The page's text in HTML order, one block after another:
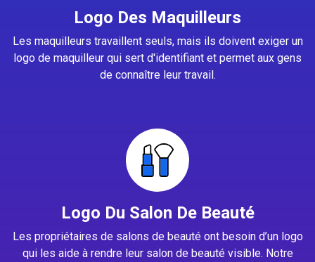
Logo Des Maquilleurs
Les maquilleurs travaillent seuls, mais ils doivent exiger un
logo de maquilleur qui sert d'identifiant et permet aux gens
de connaître leur travail.
Logo Du Salon De Beauté
Les propriétaires de salons de beauté ont besoin d’un logo
qui les aide à rendre leur salon de beauté visible. Notre